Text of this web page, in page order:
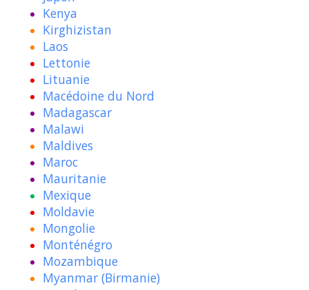
Kenya
Kirghizistan
Laos
Lettonie
Lituanie
Macédoine du Nord
Madagascar
Malawi
Maldives
Maroc
Mauritanie
Mexique
Moldavie
Mongolie
Monténégro
Mozambique
Myanmar (Birmanie)